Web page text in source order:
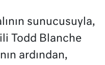
sunucusuyla,
Todd Blanche
ardından,